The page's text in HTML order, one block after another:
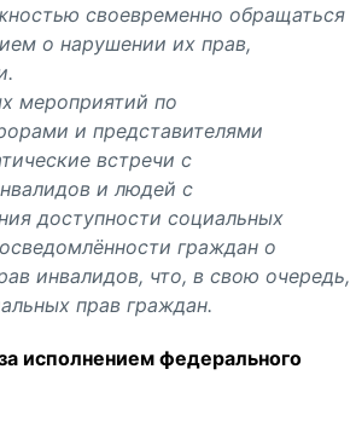
своевременно обращаться
о нарушении их прав,
мероприятий по
и представителями
встречи с
и людей с
доступности социальных
граждан о
инвалидов, что, в свою очередь,
прав граждан.
исполнением федерального